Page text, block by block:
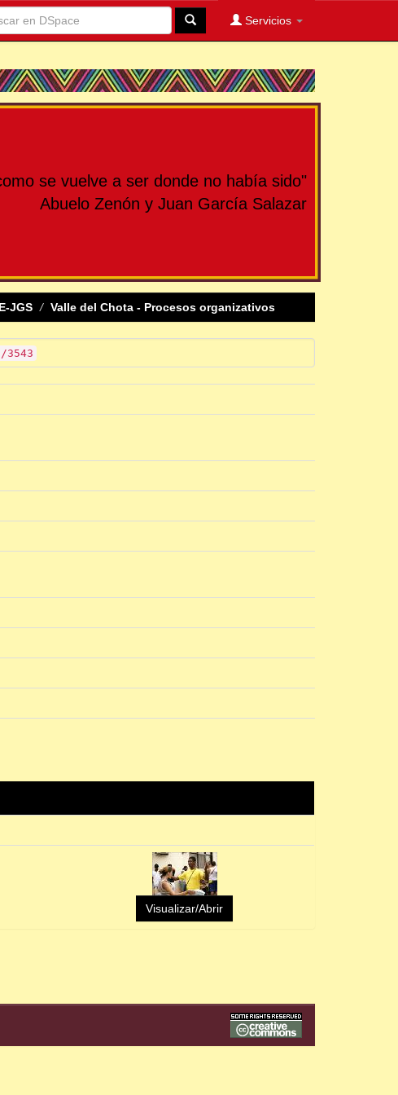
Servicios
se vuelve a ser donde no había sido"
Abuelo Zenón y Juan García Salazar
JGS Valle del Chota - Procesos organizativos
Visualizar/Abrir